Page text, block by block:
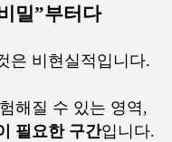
밀”부터다
은 비현실적입니다.
해질 수 있는 영역,
필요한 구간입니다.